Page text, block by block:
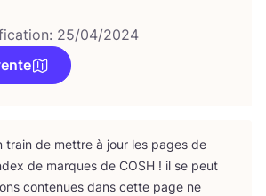
25/04/2024
train de mettre à jour les pages de
de marques de COSH ! il se peut
conte­nues dans cette page ne